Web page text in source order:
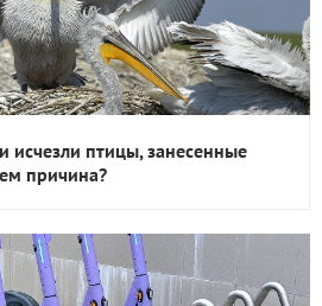
исчезли птицы, занесенные
причина?